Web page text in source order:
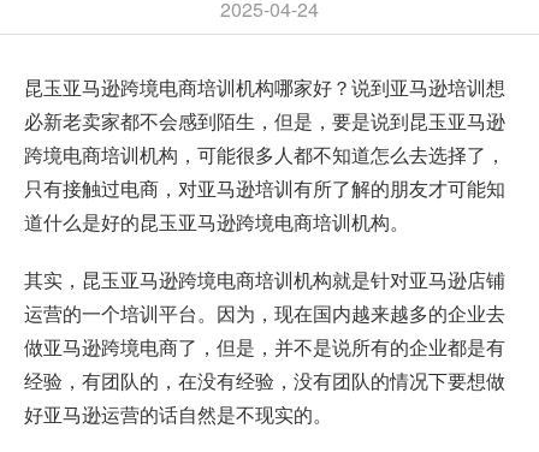
2025-04-24
昆玉亚马逊跨境电商培训机构哪家好？说到亚马逊培训想
必新老卖家都不会感到陌生，但是，要是说到昆玉亚马逊
跨境电商培训机构，可能很多人都不知道怎么去选择了，
只有接触过电商，对亚马逊培训有所了解的朋友才可能知
道什么是好的昆玉亚马逊跨境电商培训机构。
其实，昆玉亚马逊跨境电商培训机构就是针对亚马逊店铺
运营的一个培训平台。因为，现在国内越来越多的企业去
做亚马逊跨境电商了，但是，并不是说所有的企业都是有
经验，有团队的，在没有经验，没有团队的情况下要想做
好亚马逊运营的话自然是不现实的。